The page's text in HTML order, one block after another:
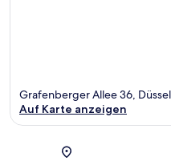
Grafenberger Allee 36,
Auf Karte anzeigen